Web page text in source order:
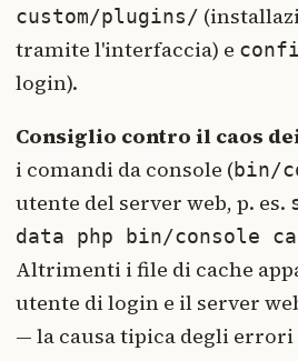
custom/plugins/
tramite l'interfaccia) e
login).
Consiglio contro il caos
i comandi da console (bin/
utente del server web, p. es.
data php bin/console
Altrimenti i file di cache
utente di login e il server
— la causa tipica degli errori